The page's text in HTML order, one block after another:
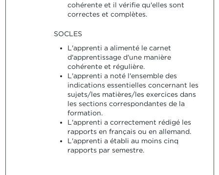
cohérente et il vérifie qu'elles sont
correctes et complètes.
SOCLES
L'apprenti a alimenté le carnet
d'apprentissage d'une manière
cohérente et régulière.
L'apprenti a noté l'ensemble des
indications essentielles concernant les
sujets/les matières/les exercices dans
les sections correspondantes de la
formation.
L'apprenti a correctement rédigé les
rapports en français ou en allemand.
L'apprenti a établi au moins cinq
rapports par semestre.